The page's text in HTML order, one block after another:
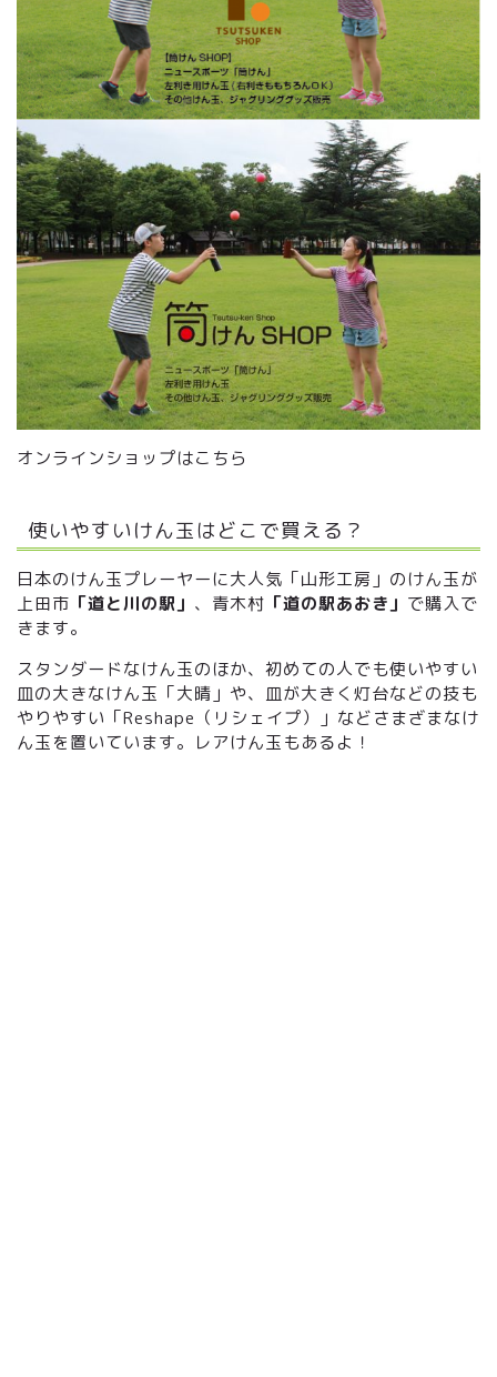
オンラインショップはこちら
使いやすいけん玉はどこで買える？
日本のけん玉プレーヤーに大人気「山形工房」のけん玉が
上田市 「道と川の駅」 、青木村 「道の駅あおき」 で購入で
きます。
スタンダードなけん玉のほか、初めての人でも使いやすい
皿の大きなけん玉「大晴」や、皿が大きく灯台などの技も
やりやすい「Reshape（リシェイプ）」などさまざまなけ
ん玉を置いています。レアけん玉もあるよ！